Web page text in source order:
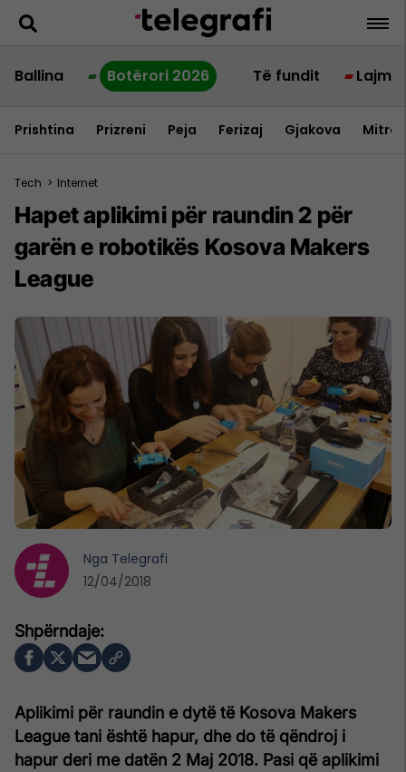
Ballina Botërori 2026 Të fundit Lajme
Prishtina Prizreni Peja Ferizaj Gjakova
Tech > Internet
Hapet aplikimi për raundin 2 për
garën e robotikës Kosova Makers
League
Aplikimi për raundin e dytë të Kosova Makers
League tani është hapur, dhe do të qëndroj i
hapur deri me datën 2 Maj 2018. Pasi që aplikimi
Nga Telegrafi
12/04/2018